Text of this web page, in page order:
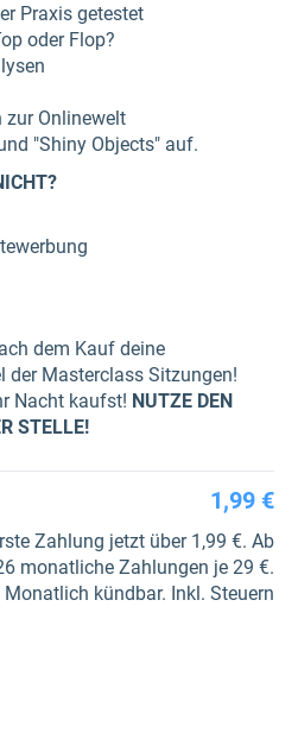
Praxis getestet
oder Flop?
Onlinewelt
"Shiny Objects" auf.
dem Kauf deine
der Masterclass Sitzungen!
Nacht kaufst! NUTZE DEN
STELLE!
1,99 €
Zahlung jetzt über 1,99 €. Ab
monatliche Zahlungen je 29 €.
Monatlich kündbar. Inkl. Steuern